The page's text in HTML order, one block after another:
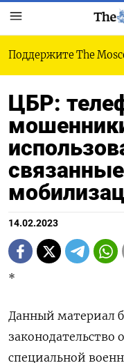
Поддержите The
ЦБР:
14.02.2023
*
Данный материал
законодательство
специальной